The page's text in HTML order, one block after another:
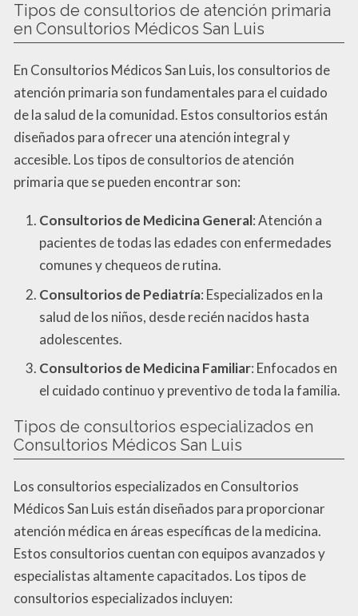
Tipos de consultorios de atención primaria
en Consultorios Médicos San Luis
En Consultorios Médicos San Luis, los consultorios de
atención primaria son fundamentales para el cuidado
de la salud de la comunidad. Estos consultorios están
diseñados para ofrecer una atención integral y
accesible. Los tipos de consultorios de atención
primaria que se pueden encontrar son:
Consultorios de Medicina General: Atención a
pacientes de todas las edades con enfermedades
comunes y chequeos de rutina.
Consultorios de Pediatría: Especializados en la
salud de los niños, desde recién nacidos hasta
adolescentes.
Consultorios de Medicina Familiar: Enfocados en
el cuidado continuo y preventivo de toda la familia.
Tipos de consultorios especializados en
Consultorios Médicos San Luis
Los consultorios especializados en Consultorios
Médicos San Luis están diseñados para proporcionar
atención médica en áreas específicas de la medicina.
Estos consultorios cuentan con equipos avanzados y
especialistas altamente capacitados. Los tipos de
consultorios especializados incluyen: